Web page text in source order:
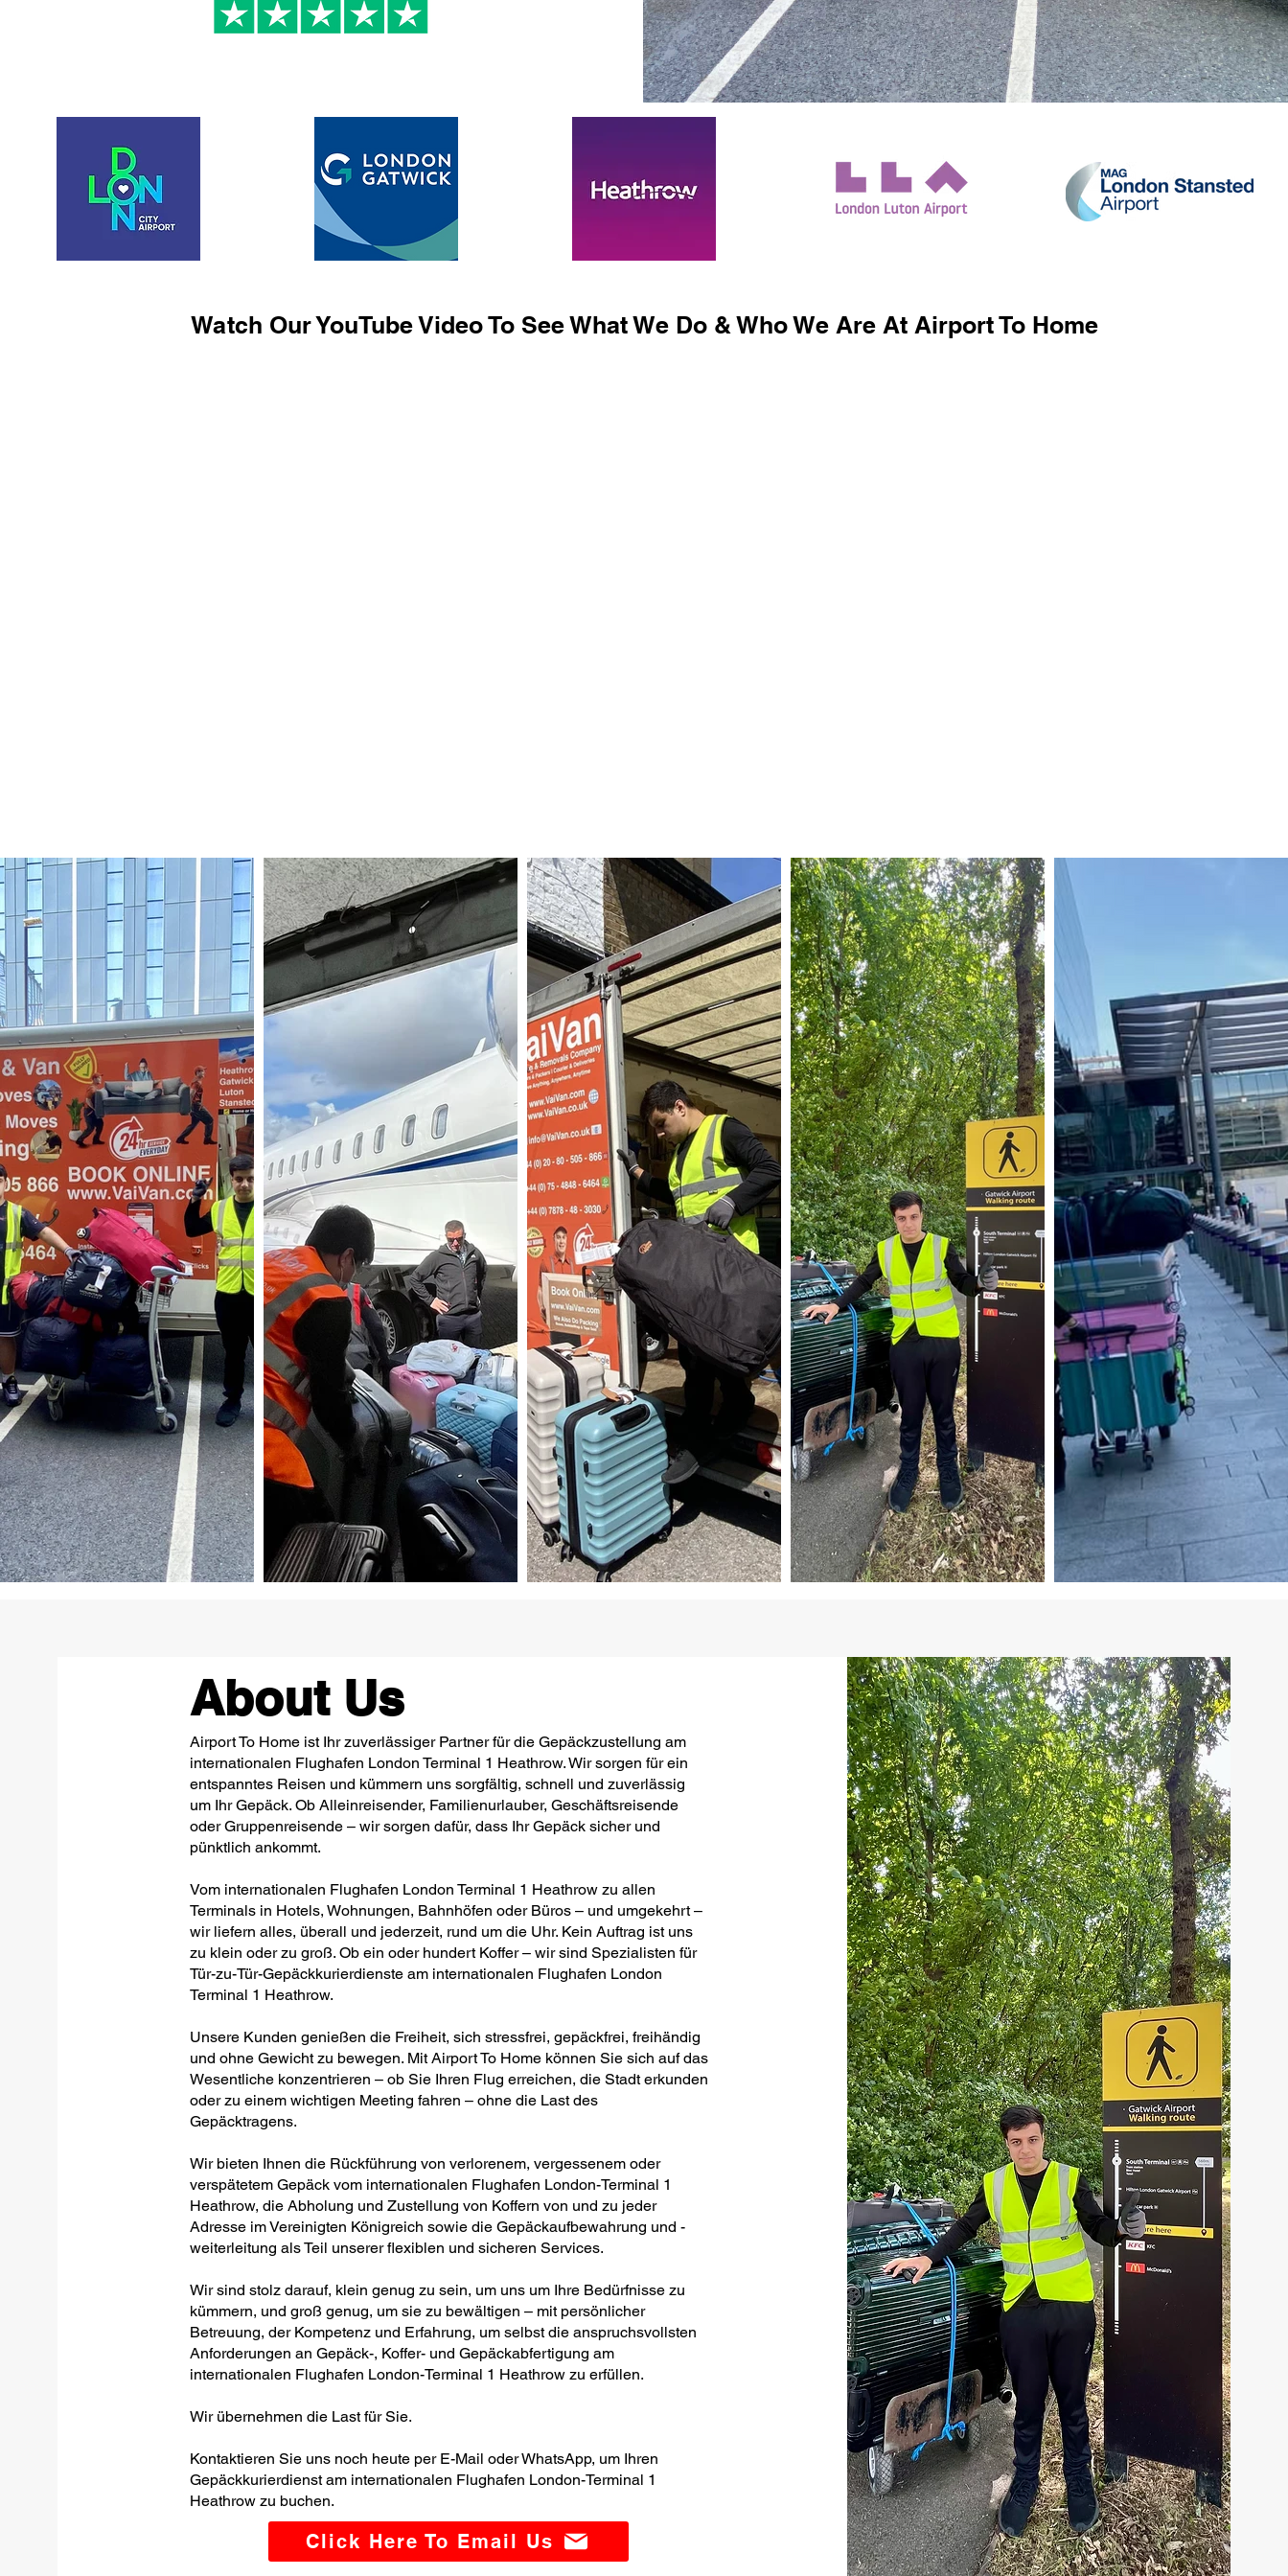
Watch Our YouTube Video To See What We Do & Who We Are At Airport To Home
About Us
Airport To Home ist Ihr zuverlässiger Partner für die Gepäckzustellung am
internationalen Flughafen London Terminal 1 Heathrow. Wir sorgen für ein
entspanntes Reisen und kümmern uns sorgfältig, schnell und zuverlässig
um Ihr Gepäck. Ob Alleinreisender, Familienurlauber, Geschäftsreisende
oder Gruppenreisende – wir sorgen dafür, dass Ihr Gepäck sicher und
pünktlich ankommt.
Vom internationalen Flughafen London Terminal 1 Heathrow zu allen
Terminals in Hotels, Wohnungen, Bahnhöfen oder Büros – und umgekehrt –
wir liefern alles, überall und jederzeit, rund um die Uhr. Kein Auftrag ist uns
zu klein oder zu groß. Ob ein oder hundert Koffer – wir sind Spezialisten für
Tür-zu-Tür-Gepäckkurierdienste am internationalen Flughafen London
Terminal 1 Heathrow.
Unsere Kunden genießen die Freiheit, sich stressfrei, gepäckfrei, freihändig
und ohne Gewicht zu bewegen. Mit Airport To Home können Sie sich auf das
Wesentliche konzentrieren – ob Sie Ihren Flug erreichen, die Stadt erkunden
oder zu einem wichtigen Meeting fahren – ohne die Last des
Gepäcktragens.
Wir bieten Ihnen die Rückführung von verlorenem, vergessenem oder
verspätetem Gepäck vom internationalen Flughafen London-Terminal 1
Heathrow, die Abholung und Zustellung von Koffern von und zu jeder
Adresse im Vereinigten Königreich sowie die Gepäckaufbewahrung und -
weiterleitung als Teil unserer flexiblen und sicheren Services.
Wir sind stolz darauf, klein genug zu sein, um uns um Ihre Bedürfnisse zu
kümmern, und groß genug, um sie zu bewältigen – mit persönlicher
Betreuung, der Kompetenz und Erfahrung, um selbst die anspruchsvollsten
Anforderungen an Gepäck-, Koffer- und Gepäckabfertigung am
internationalen Flughafen London-Terminal 1 Heathrow zu erfüllen.
Wir übernehmen die Last für Sie.
Kontaktieren Sie uns noch heute per E-Mail oder WhatsApp, um Ihren
Gepäckkurierdienst am internationalen Flughafen London-Terminal 1
Heathrow zu buchen.
Click Here To Email Us